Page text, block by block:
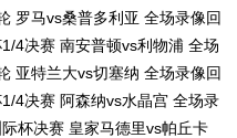
罗马vs桑普多利亚 全场录像回
4决赛 南安普顿vs利物浦 全场
亚特兰大vs切塞纳 全场录像回
4决赛 阿森纳vs水晶宫 全场录
杯决赛 皇家马德里vs帕丘卡